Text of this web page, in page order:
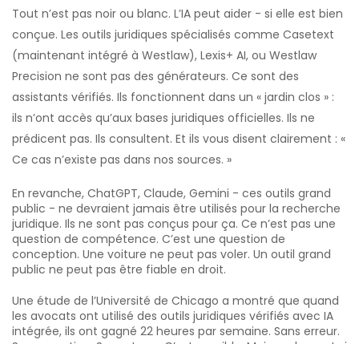
Tout n’est pas noir ou blanc. L’IA peut aider - si elle est bien
conçue. Les outils juridiques spécialisés comme Casetext
(maintenant intégré à Westlaw), Lexis+ AI, ou Westlaw
Precision ne sont pas des générateurs. Ce sont des
assistants vérifiés. Ils fonctionnent dans un « jardin clos » :
ils n’ont accès qu’aux bases juridiques officielles. Ils ne
prédicent pas. Ils consultent. Et ils vous disent clairement : «
Ce cas n’existe pas dans nos sources. »
En revanche, ChatGPT, Claude, Gemini - ces outils grand
public - ne devraient jamais être utilisés pour la recherche
juridique. Ils ne sont pas conçus pour ça. Ce n’est pas une
question de compétence. C’est une question de
conception. Une voiture ne peut pas voler. Un outil grand
public ne peut pas être fiable en droit.
Une étude de l’Université de Chicago a montré que quand
les avocats ont utilisé des outils juridiques vérifiés avec IA
intégrée, ils ont gagné 22 heures par semaine. Sans erreur.